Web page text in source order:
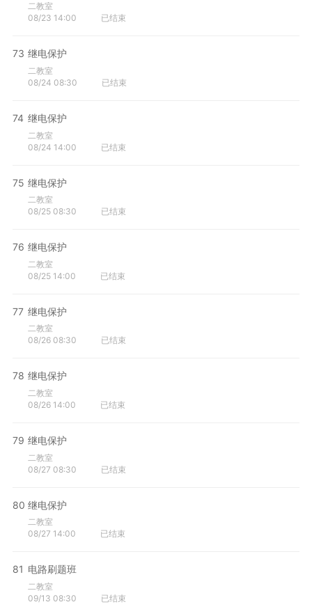
二教室
08/23 14:00
已结束
73 继电保护
二教室
08/24 08:30
已结束
74 继电保护
二教室
08/24 14:00
已结束
75 继电保护
二教室
08/25 08:30
已结束
76 继电保护
二教室
08/25 14:00
已结束
77 继电保护
二教室
08/26 08:30
已结束
78 继电保护
二教室
08/26 14:00
已结束
79 继电保护
二教室
08/27 08:30
已结束
80 继电保护
二教室
08/27 14:00
已结束
81 电路刷题班
二教室
09/13 08:30
已结束